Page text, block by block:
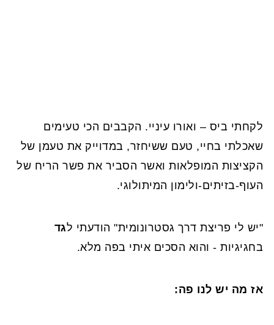
לקחתי ביס – ואורו עיניי. הקבבים הכי טעימים
שאכלתי בחיי, טעם ששיחזר, במדוייק את טעמן של
הקציצות המופלאות ואשר הסביר את פשר הריח של
העוף-בזיתים-ולימון המיתולוגי.
"יש לי פריצת דרך גסטרונומית" הודעתי לגד
בחגיגיות - והוא הסכים איתי בפה מלא.
אז מה יש לנו פה: